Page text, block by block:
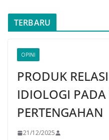
TERBARU
OPINI
PRODUK
IDIOLOGI PADA
PERTENGAHAN
21/12/2025